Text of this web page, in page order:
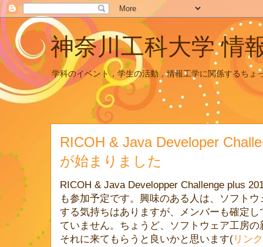
神奈川工科大学 情
学科のイベント，学生の活動，情報工学に関係するちょ
RICOH & Java Developer
が始まりました
RICOH & Java Developper Challenge plus
も参加予定です。興味のある人は、ソフト
する気持ちはありますが、メンバーも確定
ていません。ちょうど、ソフトウェア工房
それに来てもらうと良いかと思います( リンク